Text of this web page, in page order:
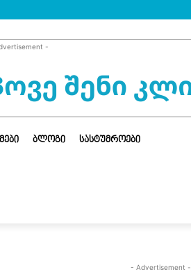
-
ᲑᲚᲝᲒᲘ ᲡᲐᲡᲢᲣᲛᲠᲝᲔᲑᲘ
- Advertisement -